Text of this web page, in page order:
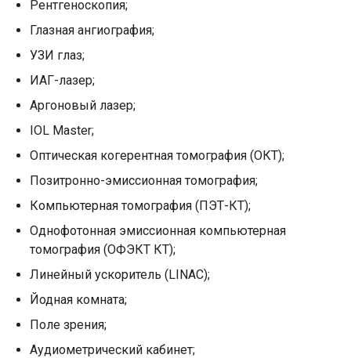
Рентгеноскопия;
Глазная ангиография;
УЗИ глаз;
ИАГ-лазер;
Аргоновый лазер;
IOL Master;
Оптическая когерентная томография (ОКТ);
Позитронно-эмиссионная томография;
Компьютерная томография (ПЭТ-КТ);
Однофотонная эмиссионная компьютерная
томография (ОФЭКТ КТ);
Линейный ускоритель (LINAC);
Йодная комната;
Поле зрения;
Аудиометрический кабинет;